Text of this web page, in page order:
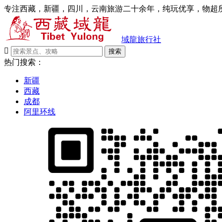
专注西藏，新疆，四川，云南旅游二十余年，纯玩优享，物超
域龍旅行社

搜索
热门搜索：
新疆
西藏
成都
阿里环线